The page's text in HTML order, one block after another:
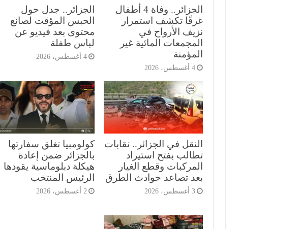
الجزائر.. وفاة 4 أطفال
غرقًا تكشف استمرار
نزيف الأرواح في
المجمعات المائية غير
المؤمنة
4 أغسطس، 2026
الجزائر.. جدل حول
الحبس المؤقت لصانع
محتوى بعد فيديو عن
لباس طفلة
4 أغسطس، 2026
النقل في الجزائر.. نقابات
تطالب بفتح استيراد
المركبات وقطع الغيار
بعد تصاعد حوادث الطرق
3 أغسطس، 2026
كولومبيا تغلق سفارتها
بالجزائر ضمن إعادة
هيكلة دبلوماسية يقودها
الرئيس المنتخب
2 أغسطس، 2026